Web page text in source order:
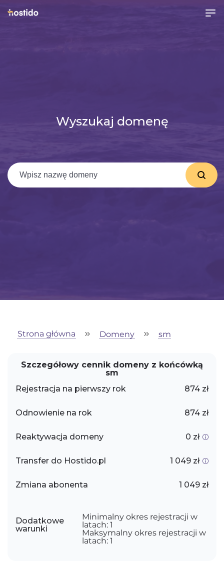
Wyszukaj domenę
Strona główna Domeny sm
Szczegółowy cennik domeny z końcówką
sm
Rejestracja na pierwszy rok
874 zł
Odnowienie na rok 874 zł
Reaktywacja domeny 0 zł
Transfer do Hostido.pl 1 049 zł
Zmiana abonenta 1 049 zł
Dodatkowe
warunki
Minimalny okres rejestracji w
latach: 1
Maksymalny okres rejestracji w
latach: 1